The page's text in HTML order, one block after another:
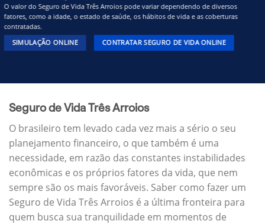
O valor do Seguro de Vida Três Arroios pode variar dependendo de diversos
fatores, como a idade, o estado de saúde, os hábitos de vida e as coberturas
contratadas.
SIMULAÇÃO ONLINE CONTRATAR SEGURO DE VIDA ONLINE
Seguro de Vida Três Arroios
O brasileiro tem levado cada vez mais a sério o seu
planejamento financeiro, o que também é uma
necessidade, em razão das constantes instabilidades
econômicas e os próprios fatores da vida, que nem
sempre são os mais favoráveis. Saber como fazer um
Seguro de Vida Três Arroios é a última fronteira para
quem busca sua tranquilidade em momentos de